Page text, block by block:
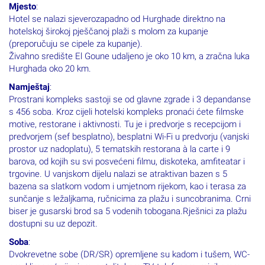
Mjesto:
Hotel se nalazi sjeverozapadno od Hurghade direktno na
hotelskoj širokoj pješčanoj plaži s molom za kupanje
(preporučuju se cipele za kupanje).
Živahno središte El Goune udaljeno je oko 10 km, a zračna luka
Hurghada oko 20 km.
Namještaj:
Prostrani kompleks sastoji se od glavne zgrade i 3 depandanse
s 456 soba. Kroz cijeli hotelski kompleks pronaći ćete filmske
motive, restorane i aktivnosti. Tu je i predvorje s recepcijom i
predvorjem (sef besplatno), besplatni Wi-Fi u predvorju (vanjski
prostor uz nadoplatu), 5 tematskih restorana à la carte i 9
barova, od kojih su svi posvećeni filmu, diskoteka, amfiteatar i
trgovine. U vanjskom dijelu nalazi se atraktivan bazen s 5
bazena sa slatkom vodom i umjetnom rijekom, kao i terasa za
sunčanje s ležaljkama, ručnicima za plažu i suncobranima. Crni
biser je gusarski brod sa 5 vodenih tobogana.Rješnici za plažu
dostupni su uz depozit.
Soba:
Dvokrevetne sobe (DR/SR) opremljene su kadom i tušem, WC-